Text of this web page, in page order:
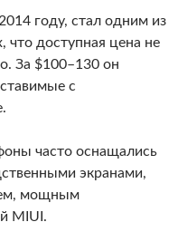
году, стал одним из
что доступная цена не
За $100–130 он
с
часто оснащались
экранами,
мощным
MIUI.